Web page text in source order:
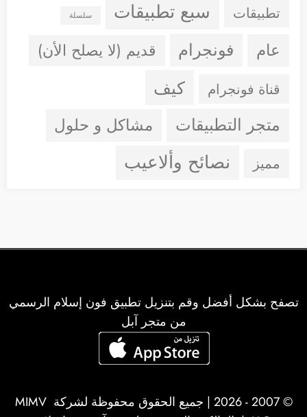
تطبيقات سبع تطبيقات سلسلة
عام فونجرام قديم (لا يصلح الأن)
قناة فونجرام كيف
متجر التطبيقات مشاكل و حلول
مميز نصائح وألاعيب
تصفح بشكل أفضل وقم بتنزيل تطبيق فون إسلام الرسمي
من متجر آبل
© 2007 - 2026 | جميع الحقوق محفوظة لشركة
MIMV